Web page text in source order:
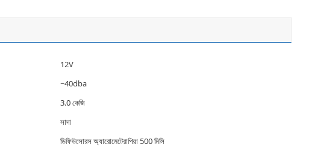
12V
~40dba
3.0 কেজি
সাদা
ডিফিউসোরস অ্যারোমেটেরাপিয়া 500 মিলি